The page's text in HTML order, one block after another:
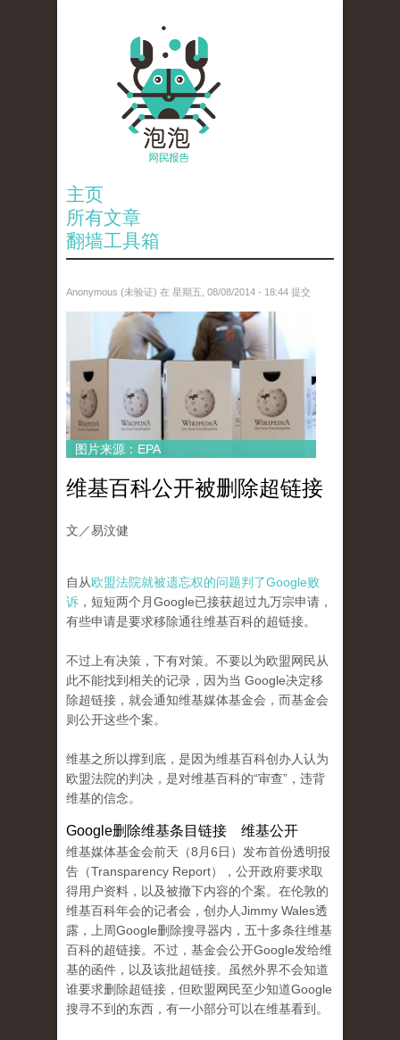
主页
所有文章
翻墙工具箱
Anonymous (未验证) 在 星期五, 08/08/2014 - 18:44 提交
anp-25539783.jpg
图片来源：EPA
维基百科公开被删除超链接
文／易汶健
自从欧盟法院就被遗忘权的问题判了Google败
诉 ，短短两个月Google已接获超过九万宗申请，
有些申请是要求移除通往维基百科的超链接。
不过上有决策，下有对策。不要以为欧盟网民从
此不能找到相关的记录，因为当 Google决定移
除超链接，就会通知维基媒体基金会，而基金会
则公开这些个案。
维基之所以撑到底，是因为维基百科创办人认为
欧盟法院的判决，是对维基百科的“审查”，违背
维基的信念。
Google删除维基条目链接 维基公开
维基媒体基金会前天（8月6日）发布首份透明报
告（Transparency Report），公开政府要求取
得用户资料，以及被撤下内容的个案。在伦敦的
维基百科年会的记者会，创办人Jimmy Wales透
露，上周Google删除搜寻器内，五十多条往维基
百科的超链接。不过，基金会公开Google发给维
基的函件，以及该批超链接。虽然外界不会知道
谁要求删除超链接，但欧盟网民至少知道Google
搜寻不到的东西，有一小部分可以在维基看到。